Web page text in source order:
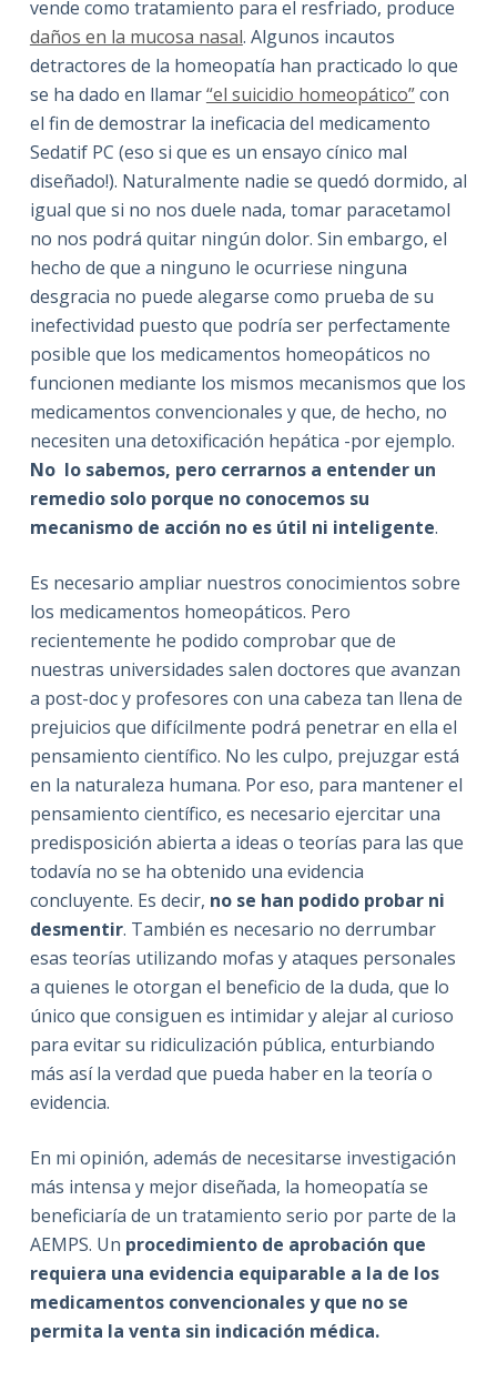
vende como tratamiento para el resfriado, produce
daños en la mucosa nasal. Algunos incautos
detractores de la homeopatía han practicado lo que
se ha dado en llamar“el suicidio homeopático”con
el fin de demostrar la ineficacia del medicamento
Sedatif PC (eso si que es un ensayo cínico mal
diseñado!). Naturalmente nadie se quedó dormido, al
igual que si no nos duele nada, tomar paracetamol
no nos podrá quitar ningún dolor. Sin embargo, el
hecho de que a ninguno le ocurriese ninguna
desgracia no puede alegarse como prueba de su
inefectividad puesto que podría ser perfectamente
posible que los medicamentos homeopáticos no
funcionen mediante los mismos mecanismos que los
medicamentos convencionales y que, de hecho, no
necesiten una detoxificación hepática -por ejemplo.
No lo sabemos, pero cerrarnos a entender un
remedio solo porque no conocemos su
mecanismo de acción no es útil ni inteligente.
Es necesario ampliar nuestros conocimientos sobre
los medicamentos homeopáticos. Pero
recientemente he podido comprobar que de
nuestras universidades salen doctores que avanzan
a post-doc y profesores con una cabeza tan llena de
prejuicios que difícilmente podrá penetrar en ella el
pensamiento científico. No les culpo, prejuzgar está
en la naturaleza humana. Por eso, para mantener el
pensamiento científico, es necesario ejercitar una
predisposición abierta a ideas o teorías para las que
todavía no se ha obtenido una evidencia
concluyente. Es decir, no se han podido probar ni
desmentir. También es necesario no derrumbar
esas teorías utilizando mofas y ataques personales
a quienes le otorgan el beneficio de la duda, que lo
único que consiguen es intimidar y alejar al curioso
para evitar su ridiculización pública, enturbiando
más así la verdad que pueda haber en la teoría o
evidencia.
En mi opinión, además de necesitarse investigación
más intensa y mejor diseñada, la homeopatía se
beneficiaría de un tratamiento serio por parte de la
AEMPS. Un procedimiento de aprobación que
requiera una evidencia equiparable a la de los
medicamentos convencionales y que no se
permita la venta sin indicación médica.